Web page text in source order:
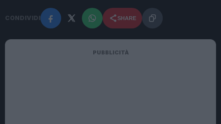
CONDIVIDI SHARE
PUBBLICITÀ